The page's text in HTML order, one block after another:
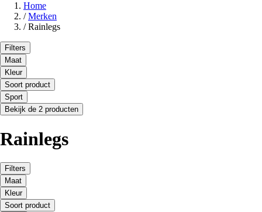
Home
/ Merken
/ Rainlegs
Filters
Maat
Kleur
Soort product
Sport
Bekijk de 2 producten
Rainlegs
Filters
Maat
Kleur
Soort product